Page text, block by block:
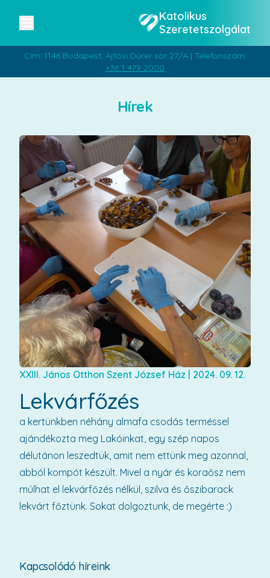
Katolikus
Szeretetszolgálat
Cím: 1146 Budapest, Ajtósi Dürer sor 27/A | Telefonszám:
+36 1 479 2000
Hírek
Kapcsolódó híreink
XXIII. János Otthon Szent József Ház 2024. 09. 12.
Lekvárfőzés
a kertünkben néhány almafa csodás terméssel
ajándékozta meg Lakóinkat, egy szép napos
délutánon leszedtük, amit nem ettünk meg azonnal,
abból kompót készült. Mivel a nyár és koraősz nem
múlhat el lekvárfőzés nélkül, szilva és őszibarack
lekvárt főztünk. Sokat dolgoztunk, de megérte :)